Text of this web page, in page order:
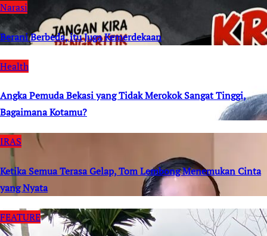
Narasi
Berani Berbeda, itu Juga Kemerdekaan
Health
Angka Pemuda Bekasi yang Tidak Merokok Sangat Tinggi,
Bagaimana Kotamu?
IRAS
Ketika Semua Terasa Gelap, Tom Lembong Menemukan Cinta
yang Nyata
FEATURE